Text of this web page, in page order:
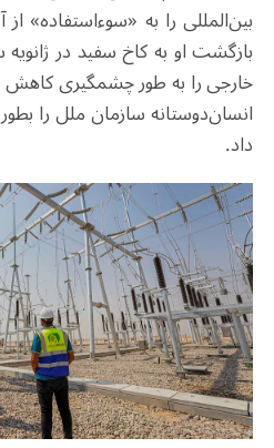
بین‌المللی را به «سوءاستفاده»
بازگشت او به کاخ سفید در
خارجی را به طور چشمگیری کاهش
انسان‌دوستانه سازمان ملل را
داد.